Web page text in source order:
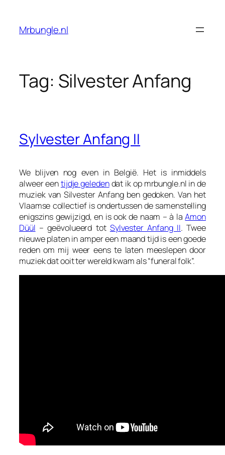
Mrbungle.nl
Tag: Silvester Anfang
Sylvester Anfang II
We blijven nog even in België. Het is inmiddels
alweer eentijdje geledendat ik op mrbungle.nl in de
muziek van Silvester Anfang ben gedoken. Van het
Vlaamse collectief is ondertussen de samenstelling
enigszins gewijzigd, en is ook de naam – à laAmon
Düül – geëvolueerd tot Sylvester Anfang II. Twee
nieuwe platen in amper een maand tijd is een goede
reden om mij weer eens te laten meeslepen door
muziek dat ooit ter wereld kwam als “funeral folk”.